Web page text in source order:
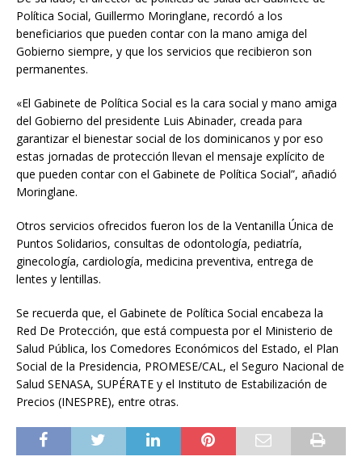
Política Social, Guillermo Moringlane, recordó a los
beneficiarios que pueden contar con la mano amiga del
Gobierno siempre, y que los servicios que recibieron son
permanentes.
«El Gabinete de Política Social es la cara social y mano amiga
del Gobierno del presidente Luis Abinader, creada para
garantizar el bienestar social de los dominicanos y por eso
estas jornadas de protección llevan el mensaje explícito de
que pueden contar con el Gabinete de Política Social”, añadió
Moringlane.
Otros servicios ofrecidos fueron los de la Ventanilla Única de
Puntos Solidarios, consultas de odontología, pediatría,
ginecología, cardiología, medicina preventiva, entrega de
lentes y lentillas.
Se recuerda que, el Gabinete de Política Social encabeza la
Red De Protección, que está compuesta por el Ministerio de
Salud Pública, los Comedores Económicos del Estado, el Plan
Social de la Presidencia, PROMESE/CAL, el Seguro Nacional de
Salud SENASA, SUPÉRATE y el Instituto de Estabilización de
Precios (INESPRE), entre otras.